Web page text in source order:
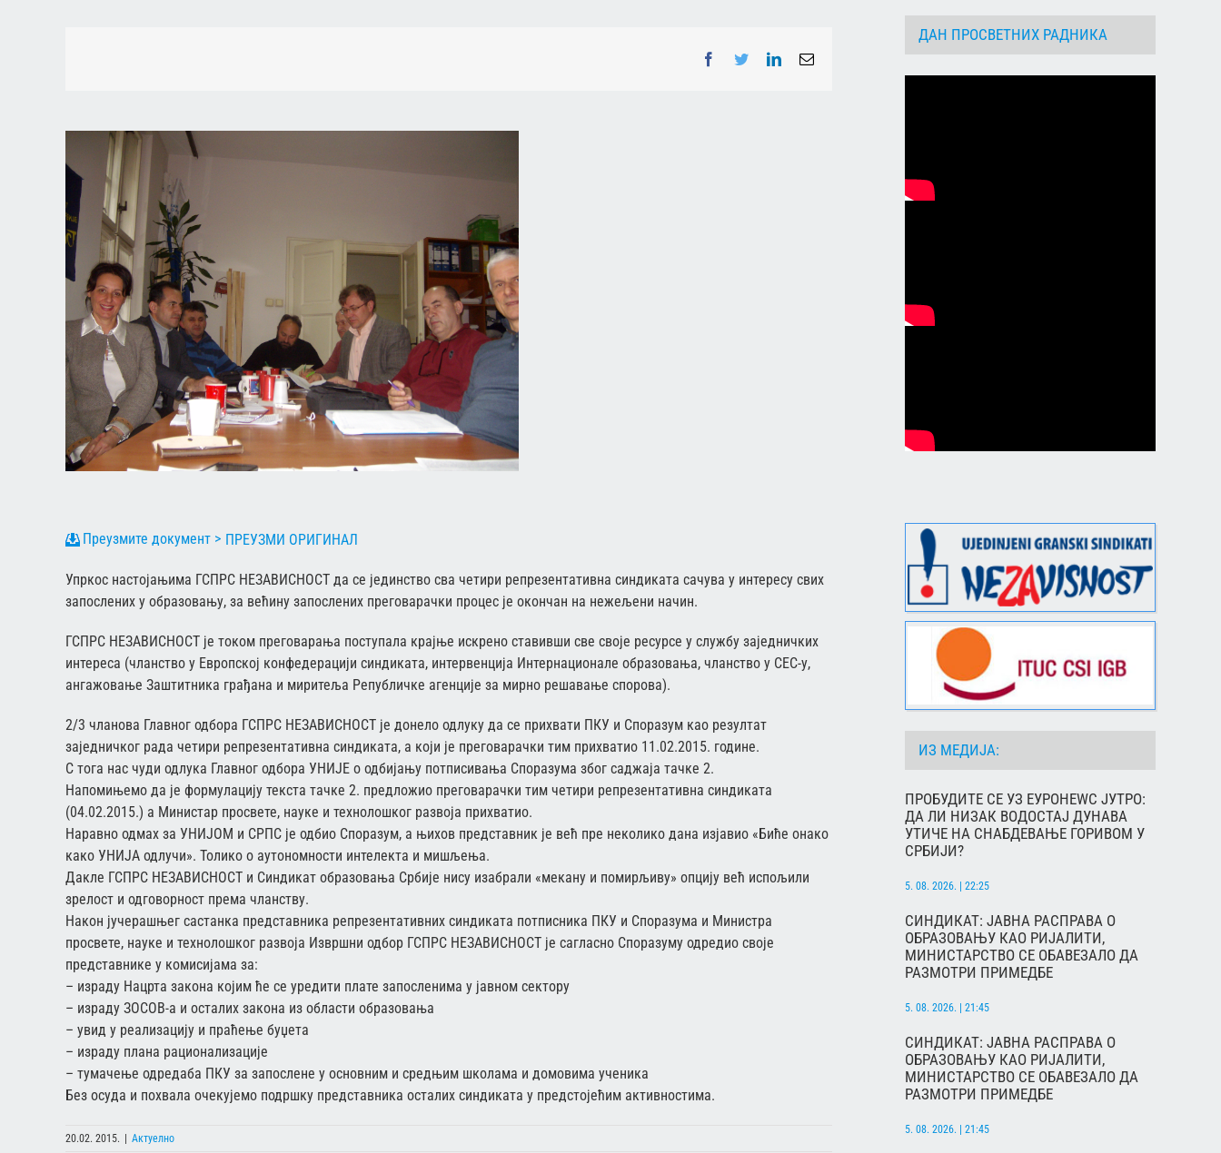
Facebook
TwitterLinkedInEmail
ПРЕУЗМИ ОРИГИНАЛ
Упркос настојањима ГСПРС НЕЗАВИСНОСТ да се јединство сва четири репрезентативна синдиката сачува у интересу свих
запослених у образовању, за већину запослених преговарачки процес је окончан на нежељени начин.
ГСПРС НЕЗАВИСНОСТ је током преговарања поступала крајње искрено ставивши све своје ресурсе у службу заједничких
интереса (чланство у Европској конфедерацији синдиката, интервенција Интернационале образовања, чланство у СЕС-у,
ангажовање Заштитника грађана и миритеља Републичке агенције за мирно решавање спорова).
2/3 чланова Главног одбора ГСПРС НЕЗАВИСНОСТ је донело одлуку да се прихвати ПКУ и Споразум као резултат
заједничког рада четири репрезентативна синдиката, а који је преговарачки тим прихватио 11.02.2015. године.
С тога нас чуди одлука Главног одбора УНИЈЕ о одбијању потписивања Споразума због саджаја тачке 2.
Напомињемо да је формулацију текста тачке 2. предложио преговарачки тим четири репрезентативна синдиката
(04.02.2015.) а Министар просвете, науке и технолошког развоја прихватио.
Наравно одмах за УНИЈОМ и СРПС је одбио Споразум, а њихов представник је већ пре неколико дана изјавио «Биће онако
како УНИЈА одлучи». Толико о аутономности интелекта и мишљења.
Дакле ГСПРС НЕЗАВИСНОСТ и Синдикат образовања Србије нису изабрали «мекану и помирљиву» опцију већ испољили
зрелост и одговорност према чланству.
Након јучерашњег састанка представника репрезентативних синдиката потписника ПКУ и Споразума и Министра
просвете, науке и технолошког развоја Извршни одбор ГСПРС НЕЗАВИСНОСТ је сагласно Споразуму одредио своје
представнике у комисијама за:
– израду Нацрта закона којим ће се уредити плате запосленима у јавном сектору
– израду ЗОСОВ-а и осталих закона из области образовања
– увид у реализацију и праћење буџета
– израду плана рационализације
– тумачење одредаба ПКУ за запослене у основним и средњим школама и домовима ученика
Без осуда и похвала очекујемо подршку представника осталих синдиката у предстојећим активностима.
20.02. 2015. | Актуелно
ДАН ПРОСВЕТНИХ РАДНИКА
ИЗ МЕДИЈА:
ПРОБУДИТЕ СЕ УЗ ЕУРОНЕWС ЈУТРО:
ДА ЛИ НИЗАК ВОДОСТАЈ ДУНАВА
УТИЧЕ НА СНАБДЕВАЊЕ ГОРИВОМ У
СРБИЈИ?
5. 08. 2026. | 22:25
СИНДИКАТ: ЈАВНА РАСПРАВА О
ОБРАЗОВАЊУ КАО РИЈАЛИТИ,
МИНИСТАРСТВО СЕ ОБАВЕЗАЛО ДА
РАЗМОТРИ ПРИМЕДБЕ
5. 08. 2026. | 21:45
СИНДИКАТ: ЈАВНА РАСПРАВА О
ОБРАЗОВАЊУ КАО РИЈАЛИТИ,
МИНИСТАРСТВО СЕ ОБАВЕЗАЛО ДА
РАЗМОТРИ ПРИМЕДБЕ
5. 08. 2026. | 21:45